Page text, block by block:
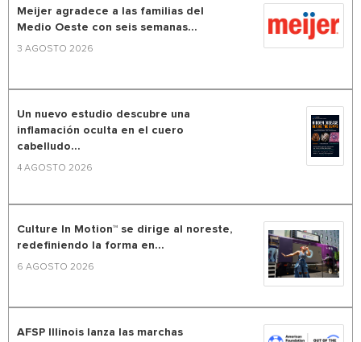
Meijer agradece a las familias del
Medio Oeste con seis semanas...
3 AGOSTO 2026
Un nuevo estudio descubre una
inflamación oculta en el cuero
cabelludo...
4 AGOSTO 2026
Culture In Motion™ se dirige al noreste,
redefiniendo la forma en...
6 AGOSTO 2026
AFSP Illinois lanza las marchas